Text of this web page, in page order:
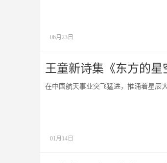
06月23日
王童新诗集《东方的星
在中国航天事业突飞猛进，推涌着星辰
01月14日